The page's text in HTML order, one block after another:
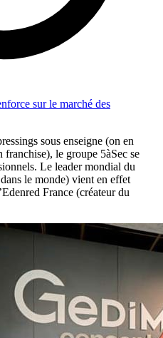
sur le marché des
sous enseigne (on en
le groupe 5àSec se
Le leader mondial du
le monde) vient en effet
France (créateur du